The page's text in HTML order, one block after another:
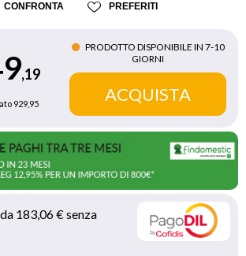
CONFRONTA PREFERITI
,19
929,95
PRODOTTO DISPONIBILE IN 7‑10
GIORNI
183,06 € senza